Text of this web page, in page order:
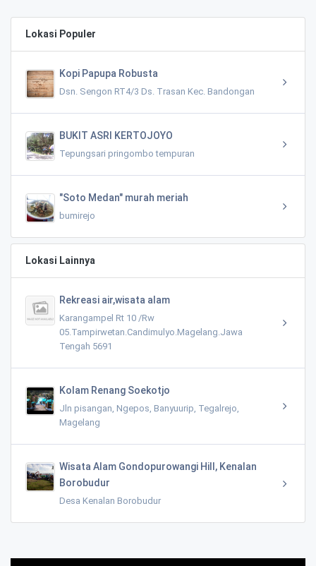
Lokasi Populer
Kopi Papupa Robusta
Dsn. Sengon RT4/3 Ds. Trasan Kec. Bandongan
BUKIT ASRI KERTOJOYO
Tepungsari pringombo tempuran
"Soto Medan" murah meriah
bumirejo
Lokasi Lainnya
Rekreasi air,wisata alam
Karangampel Rt 10 /Rw
05.Tampirwetan.Candimulyo.Magelang.Jawa
Tengah 5691
Kolam Renang Soekotjo
Jln pisangan, Ngepos, Banyuurip, Tegalrejo,
Magelang
Wisata Alam Gondopurowangi Hill, Kenalan
Borobudur
Desa Kenalan Borobudur